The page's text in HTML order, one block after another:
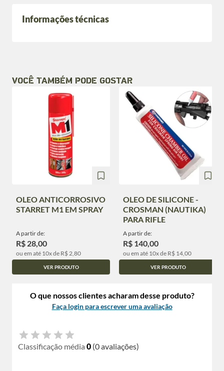
Informações técnicas
VOCÊ TAMBÉM PODE GOSTAR
OLEO ANTICORROSIVO
STARRET M1 EM SPRAY
A partir de:
R$ 28,00
ou em até 10x de R$ 2,80
VER PRODUTO
OLEO DE SILICONE -
CROSMAN (NAUTIKA)
PARA RIFLE
A partir de:
R$ 140,00
ou em até 10x de R$ 14,00
VER PRODUTO
O que nossos clientes acharam desse produto?
Faça login para escrever uma avaliação
Classificação média 0 (0 avaliações)